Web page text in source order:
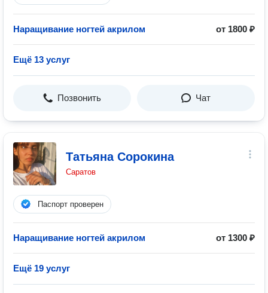
Наращивание ногтей акрилом от 1800 ₽
Ещё 13 услуг
Позвонить Чат
Татьяна Сорокина
Саратов
Паспорт проверен
Наращивание ногтей акрилом от 1300 ₽
Ещё 19 услуг